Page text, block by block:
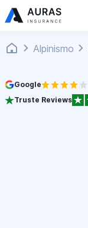
Alpinismo
Google
Truste Reviews